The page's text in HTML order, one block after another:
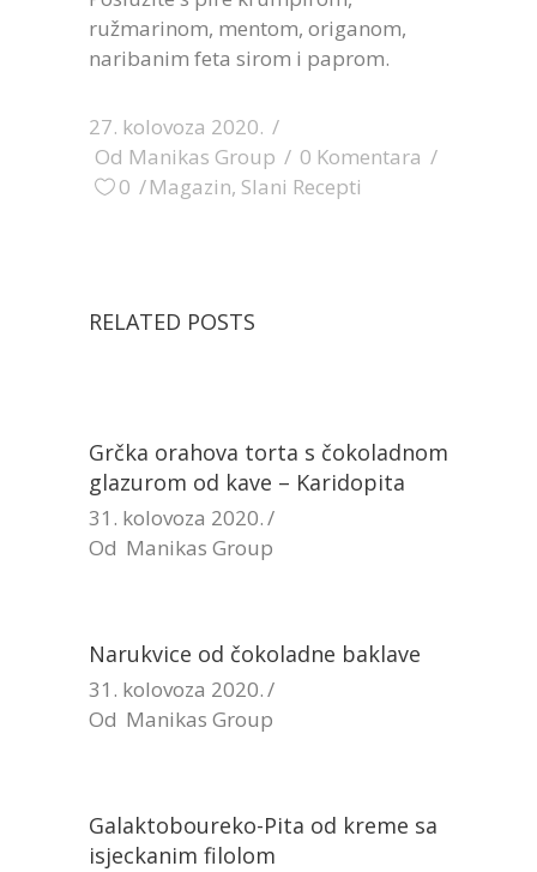
ružmarinom, mentom, origanom,
naribanim feta sirom i paprom.
27. kolovoza 2020.
Od Manikas Group
0 Komentara
0
Magazin, Slani Recepti
RELATED POSTS
Grčka orahova torta s čokoladnom
glazurom od kave – Karidopita
31. kolovoza 2020.
Od Manikas Group
Narukvice od čokoladne baklave
31. kolovoza 2020.
Od Manikas Group
Galaktoboureko-Pita od kreme sa
isjeckanim filolom